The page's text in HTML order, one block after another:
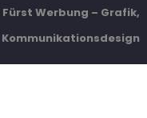
Fürst Werbung – Grafik,
Kommunikationsdesign